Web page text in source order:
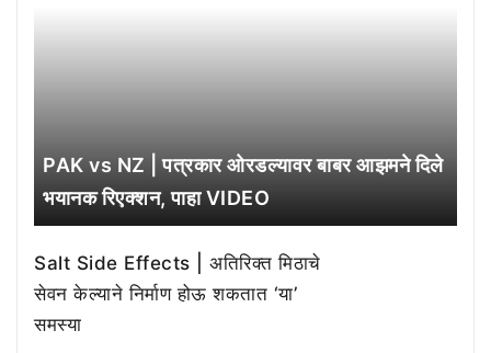
PAK vs NZ | पत्रकार ओरडल्यावर बाबर आझमने दिले
भयानक रिएक्शन, पाहा VIDEO
Salt Side Effects | अतिरिक्त मिठाचे
सेवन केल्याने निर्माण होऊ शकतात ‘या’
समस्या